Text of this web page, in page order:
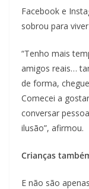
Facebook e
sobrou para
“Tenho mais
amigos reais…
de forma,
Comecei a
conversar
ilusão”, afirmou.
Crianças
E não são